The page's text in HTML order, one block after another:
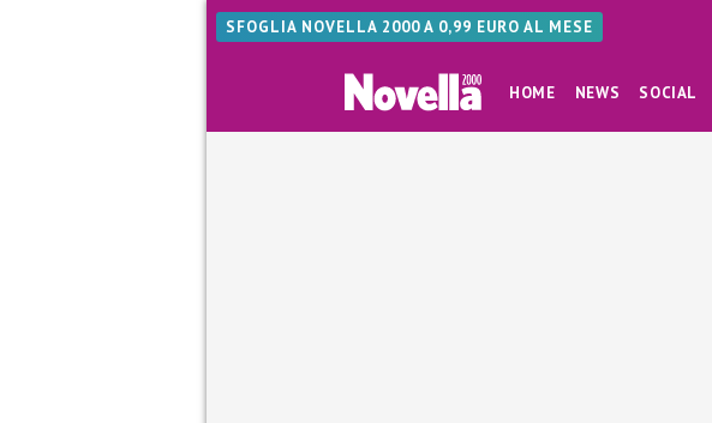
SFOGLIA NOVELLA 2000 A 0,99 EURO AL MESE
HOME NEWS SOCIAL